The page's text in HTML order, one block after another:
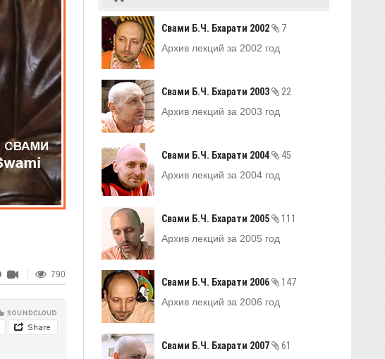
790
Свами Б.Ч. Бхарати 2002
7
Архив лекций за 2002 год
Свами Б.Ч. Бхарати 2003
22
Архив лекций за 2003 год
Свами Б.Ч. Бхарати 2004
45
Архив лекций за 2004 год
Свами Б.Ч. Бхарати 2005
111
Архив лекций за 2005 год
Свами Б.Ч. Бхарати 2006
147
Архив лекций за 2006 год
Свами Б.Ч. Бхарати 2007
61